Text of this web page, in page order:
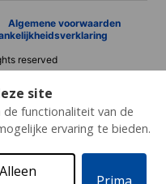
site
de functionaliteit van de
ervaring te bieden.
Alleen
Algemene voorwaarden
reserved